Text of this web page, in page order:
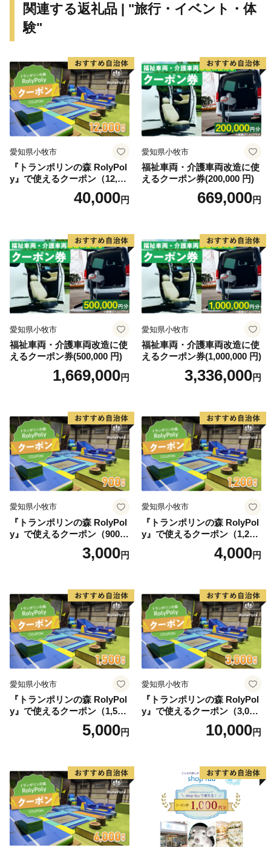
・鹿児島市に寄附をしていただいた方を対象に、お礼の
品をお送りします。
（鹿児島市内にお住まいの方にはお礼の品はお送りし
ていません。予めご了承ください。）
・お礼の品は、寄附の入金確認後、おおむね１か月以内
にお届けいたします。
（入金方法がクレジットカード決済以外の方は、１か
月を超える場合もございます。）
ただいた方に、鹿児島県内の観光・文化施設(仙巌園、
水族館、いおワールド かごしま水族館など約60施設)等
において入館料等の割引が受けられる「かごしま応援者
証」を発行しています。
※ご希望の方は、ご連絡をお願いいたします。
◆ワンストップ特例申請書◆
申請書を受領書と一緒にお送りします。
ワンストップ特例申請書は入金確認後３０日以内に住民
票住所へお送り致します。
【ワンストップ特例申請書送付先】
〒897-0006
住所:鹿児島県南さつま市加世田本町41-7
宛先：鹿児島市ふるさと納税サポートセンター 宛
※鹿児島市では、ワンストップ特例申請受付を外部委託
しています。
関連する返礼品 | "旅行・イベント・体
験"
愛知県小牧市
『トランポリンの森 RolyPol
y』で使えるクーポン（12,00
40,000円
愛知県小牧市
福祉車両・介護車両改造に使
えるクーポン券(200,000 円)
669,000円
愛知県小牧市
福祉車両・介護車両改造に使
えるクーポン券(500,000 円)
1,669,000円
愛知県小牧市
福祉車両・介護車両改造に使
えるクーポン券(1,000,000 円)
3,336,000円
愛知県小牧市
『トランポリンの森 RolyPol
y』で使えるクーポン（900
3,000円
愛知県小牧市
『トランポリンの森 RolyPol
y』で使えるクーポン（1,200
4,000円
愛知県小牧市
『トランポリンの森 RolyPol
y』で使えるクーポン（1,500
5,000円
愛知県小牧市
『トランポリンの森 RolyPol
y』で使えるクーポン（3,000
10,000円